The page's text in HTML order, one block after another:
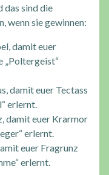
das sind die
wenn sie gewinnen:
damit euer
„Poltergeist“
damit euer Tectass
erlernt.
damit euer Krarmor
erlernt.
euer Fragrunz
erlernt.